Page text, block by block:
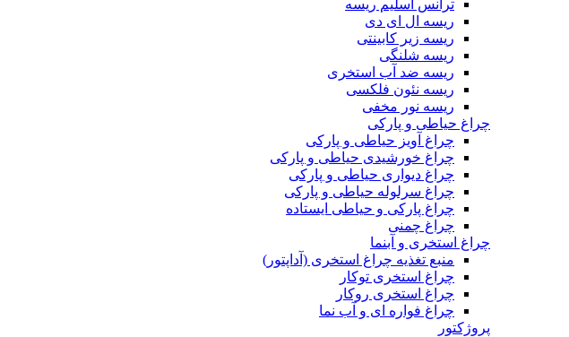
ترانس اسلیم ریسه
ریسه ال ای دی
ریسه زیر کابینتی
ریسه شلنگی
ریسه ضد آب استخری
ریسه نئون فلکسی
ریسه نور مخفی
چراغ حیاطی و پارکی
چراغ آویز حیاطی و پارکی
چراغ خورشیدی حیاطی و پارکی
چراغ دیواری حیاطی و پارکی
چراغ سرلوله حیاطی و پارکی
چراغ پارکی و حیاطی ایستاده
چراغ چمنی
چراغ استخری و آبنما
منبع تغذیه چراغ استخری (آداپتور)
چراغ استخری توکار
چراغ استخری روکار
چراغ فواره ای و آب نما
پروژکتور